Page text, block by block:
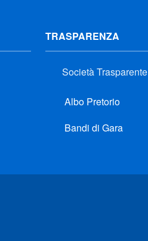
TRASPARENZA
Società Trasparente
Albo Pretorio
Bandi di Gara